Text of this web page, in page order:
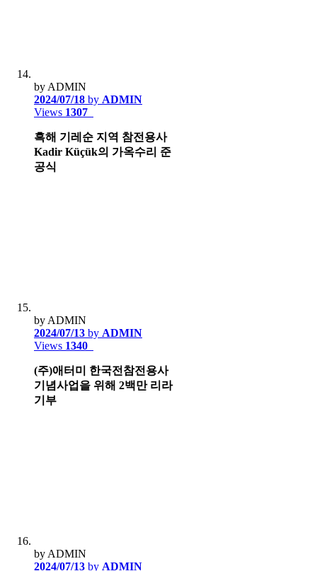
by ADMIN
2024/07/18 by ADMIN
Views 1307
흑해 기레순 지역 참전용사
Kadir Küçük의 가옥수리 준
공식
by ADMIN
2024/07/13 by ADMIN
Views 1340
(주)애터미 한국전참전용사
기념사업을 위해 2백만 리라
기부
by ADMIN
2024/07/13 by ADMIN